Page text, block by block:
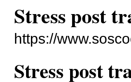
Stress post
https://
Stress post